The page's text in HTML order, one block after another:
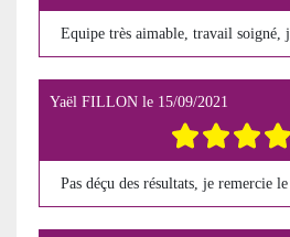
Equipe très aimable, travail soigné,
Yaël FILLON le 15/09/2021
Pas déçu des résultats, je remercie